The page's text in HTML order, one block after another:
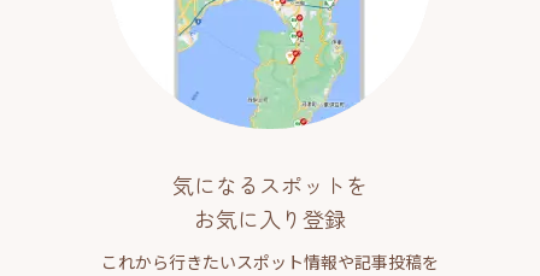
気になるスポットを
お気に入り登録
これから行きたいスポット情報や記事投稿を